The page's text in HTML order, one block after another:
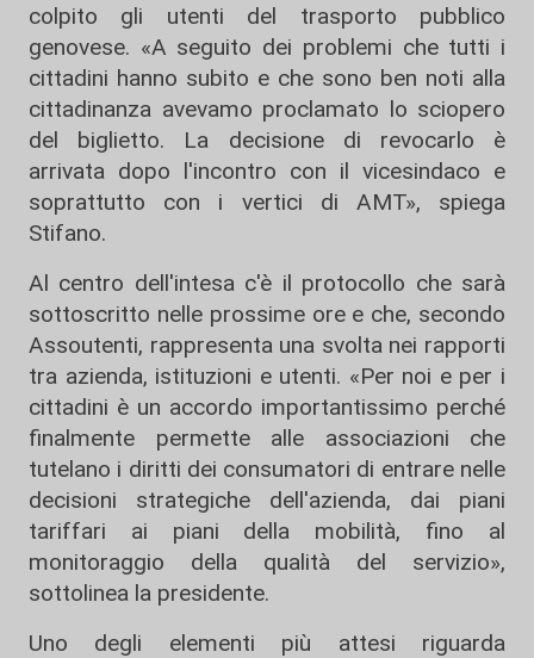
colpito gli utenti del trasporto pubblico
genovese. «A seguito dei problemi che tutti i
cittadini hanno subito e che sono ben noti alla
cittadinanza avevamo proclamato lo sciopero
del biglietto. La decisione di revocarlo è
arrivata dopo l'incontro con il vicesindaco e
soprattutto con i vertici di AMT», spiega
Stifano.
Al centro dell'intesa c'è il protocollo che sarà
sottoscritto nelle prossime ore e che, secondo
Assoutenti, rappresenta una svolta nei rapporti
tra azienda, istituzioni e utenti. «Per noi e per i
cittadini è un accordo importantissimo perché
finalmente permette alle associazioni che
tutelano i diritti dei consumatori di entrare nelle
decisioni strategiche dell'azienda, dai piani
tariffari ai piani della mobilità, fino al
monitoraggio della qualità del servizio»,
sottolinea la presidente.
Uno degli elementi più attesi riguarda